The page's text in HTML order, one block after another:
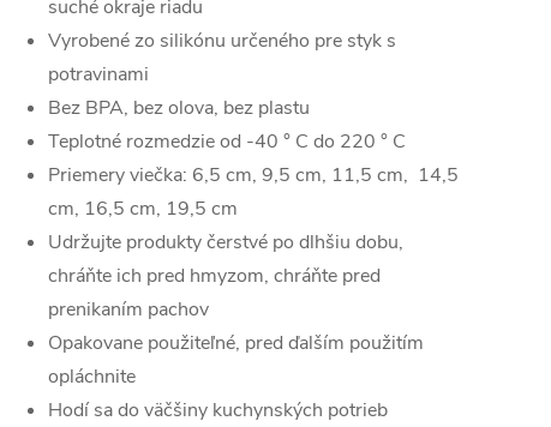
suché okraje riadu
Vyrobené zo silikónu určeného pre styk s
potravinami
Bez BPA, bez olova, bez plastu
Teplotné rozmedzie od -40 ° C do 220 ° C
Priemery viečka: 6,5 cm, 9,5 cm, 11,5 cm, 14,5
cm, 16,5 cm, 19,5 cm
Udržujte produkty čerstvé po dlhšiu dobu,
chráňte ich pred hmyzom, chráňte pred
prenikaním pachov
Opakovane použiteľné, pred ďalším použitím
opláchnite
Hodí sa do väčšiny kuchynských potrieb